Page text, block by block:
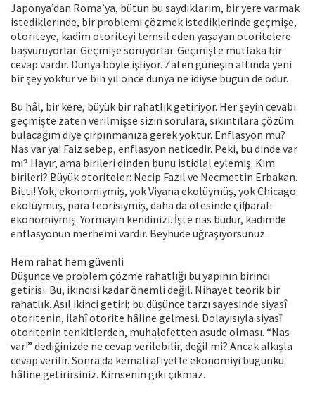
Japonya’dan Roma’ya, bütün bu saydıklarım, bir yere varmak
istediklerinde, bir problemi çözmek istediklerinde geçmişe,
otoriteye, kadim otoriteyi temsil eden yaşayan otoritelere
başvuruyorlar. Geçmişe soruyorlar. Geçmişte mutlaka bir
cevap vardır. Dünya böyle işliyor. Zaten güneşin altında yeni
bir şey yoktur ve bin yıl önce dünya ne idiyse bugün de odur.
Bu hâl, bir kere, büyük bir rahatlık getiriyor. Her şeyin cevabı
geçmişte zaten verilmişse sizin sorulara, sıkıntılara çözüm
bulacağım diye çırpınmanıza gerek yoktur. Enflasyon mu?
Nas var ya! Faiz sebep, enflasyon neticedir. Peki, bu dinde var
mı? Hayır, ama birileri dinden bunu istidlal eylemiş. Kim
birileri? Büyük otoriteler: Necip Fazıl ve Necmettin Erbakan.
Bitti! Yok, ekonomiymiş, yok Viyana ekolüymüş, yok Chicago
ekolüymüş, para teorisiymiş, daha da ötesinde çift paralı
ekonomiymiş. Yormayın kendinizi. İşte nas budur, kadimde
enflasyonun merhemi vardır. Beyhude uğraşıyorsunuz.
Hem rahat hem güvenli
Düşünce ve problem çözme rahatlığı bu yapının birinci
getirisi. Bu, ikincisi kadar önemli değil. Nihayet teorik bir
rahatlık. Asıl ikinci getiri; bu düşünce tarzı sayesinde siyasî
otoritenin, ilahî otorite hâline gelmesi. Dolayısıyla siyasî
otoritenin tenkitlerden, muhalefetten asude olması. “Nas
var!” dediğinizde ne cevap verilebilir, değil mi? Ancak alkışla
cevap verilir. Sonra da kemali afiyetle ekonomiyi bugünkü
hâline getirirsiniz. Kimsenin gıkı çıkmaz.